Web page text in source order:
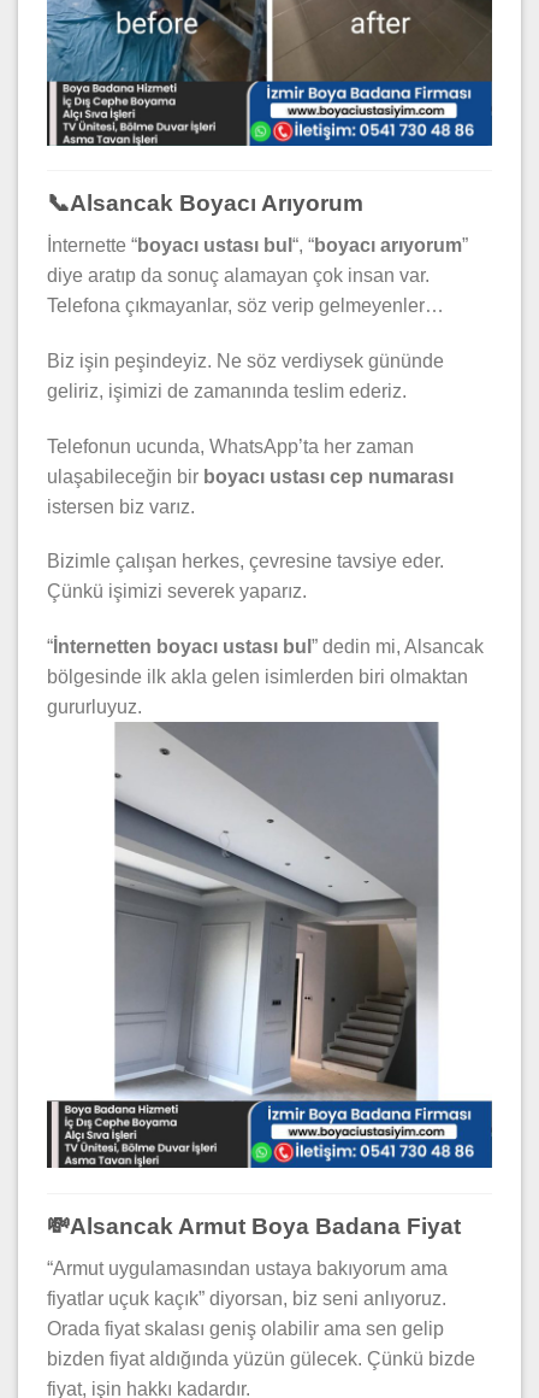
📞Alsancak Boyacı Arıyorum
İnternette “boyacı ustası bul “, “boyacı arıyorum”
diye aratıp da sonuç alamayan çok insan var.
Telefona çıkmayanlar, söz verip gelmeyenler…
Biz işin peşindeyiz. Ne söz verdiysek gününde
geliriz, işimizi de zamanında teslim ederiz.
Telefonun ucunda, WhatsApp’ta her zaman
ulaşabileceğin bir boyacı ustası cep numarası
istersen biz varız.
Bizimle çalışan herkes, çevresine tavsiye eder.
Çünkü işimizi severek yaparız.
“ İnternetten boyacı ustası bul ” dedin mi, Alsancak
bölgesinde ilk akla gelen isimlerden biri olmaktan
gururluyuz.
💸Alsancak Armut Boya Badana Fiyat
“Armut uygulamasından ustaya bakıyorum ama
fiyatlar uçuk kaçık” diyorsan, biz seni anlıyoruz.
Orada fiyat skalası geniş olabilir ama sen gelip
bizden fiyat aldığında yüzün gülecek. Çünkü bizde
fiyat, işin hakkı kadardır.